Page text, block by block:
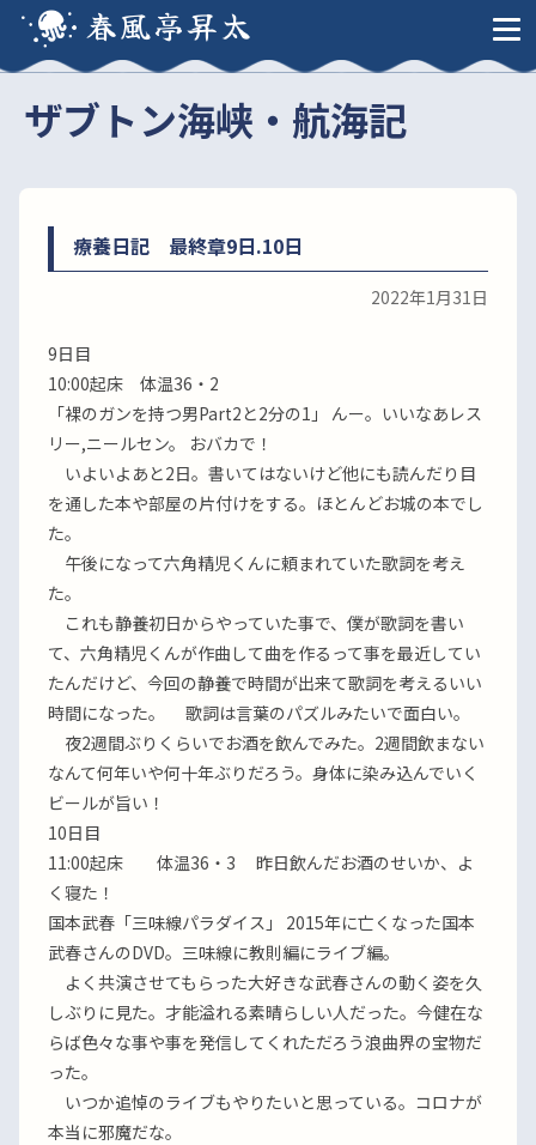
春風亭昇太
ザブトン海峡・航海記
療養日記 最終章9日.10日
2022年1月31日
9日目
10:00起床 体温36・2
「裸のガンを持つ男Part2と2分の1」 んー。いいなあレス
リー,ニールセン。 おバカで！
いよいよあと2日。書いてはないけど他にも読んだり目
を通した本や部屋の片付けをする。ほとんどお城の本でし
た。
午後になって六角精児くんに頼まれていた歌詞を考え
た。
これも静養初日からやっていた事で、僕が歌詞を書い
て、六角精児くんが作曲して曲を作るって事を最近してい
たんだけど、今回の静養で時間が出来て歌詞を考えるいい
時間になった。 歌詞は言葉のパズルみたいで面白い。
夜2週間ぶりくらいでお酒を飲んでみた。2週間飲まない
なんて何年いや何十年ぶりだろう。身体に染み込んでいく
ビールが旨い！
10日目
11:00起床 体温36・3 昨日飲んだお酒のせいか、よ
く寝た！
国本武春「三味線パラダイス」 2015年に亡くなった国本
武春さんのDVD。三味線に教則編にライブ編。
よく共演させてもらった大好きな武春さんの動く姿を久
しぶりに見た。才能溢れる素晴らしい人だった。今健在な
らば色々な事や事を発信してくれただろう浪曲界の宝物だ
った。
いつか追悼のライブもやりたいと思っている。コロナが
本当に邪魔だな。